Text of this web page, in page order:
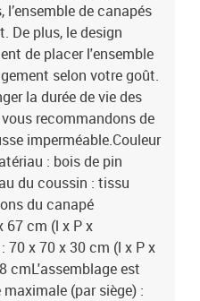
de canapés
De plus, le design
de placer l'ensemble
selon votre goût.
la durée de vie des
recommandons de
imperméable.Couleur
: bois de pin
du coussin : tissu
du canapé
67 cm (l x P x
70 x 70 x 30 cm (l x P x
cmL'assemblage est
(par siège) :